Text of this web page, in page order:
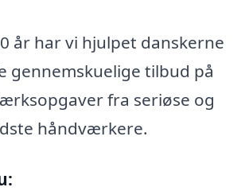
år har vi hjulpet danskerne
gennemskuelige tilbud på
fra seriøse og
håndværkere.